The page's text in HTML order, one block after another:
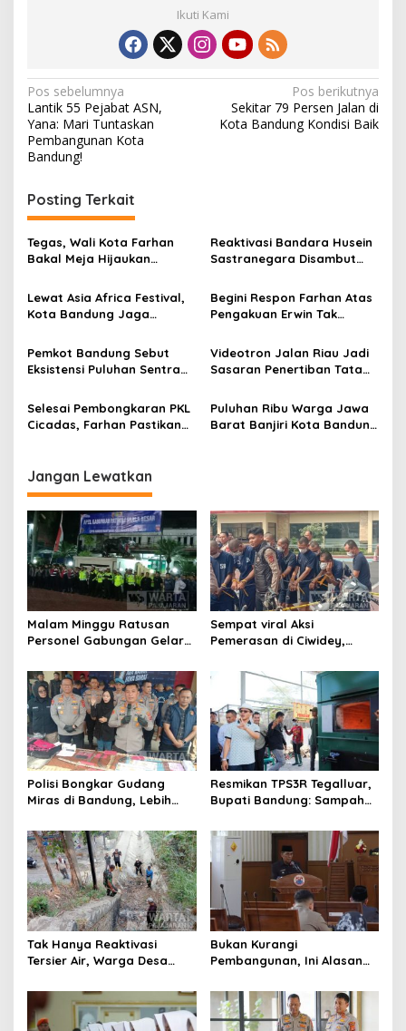
Ikuti Kami
N
a
v
i
g
a
s
i
p
o
s
Pos sebelumnya
Lantik 55 Pejabat ASN,
Yana: Mari Tuntaskan
Pembangunan Kota
Bandung!
Pos berikutnya
Sekitar 79 Persen Jalan di
Kota Bandung Kondisi Baik
Posting Terkait
Tegas, Wali Kota Farhan
Bakal Meja Hijaukan
Riau
Reaktivasi Bandara Husein
Sastranegara Disambut
Air Jet
Lewat Asia Africa Festival,
Kota Bandung Jaga
Global
Begini Respon Farhan Atas
Pengakuan Erwin Tak
Pemerintahan
Pemkot Bandung Sebut
Eksistensi Puluhan Sentra
PDRB Terbesar
Videotron Jalan Riau Jadi
Sasaran Penertiban Tata
Selesai Pembongkaran PKL
Cicadas, Farhan Pastikan
Puluhan Ribu Warga Jawa
Barat Banjiri Kota Bandung
Jangan Lewatkan
Malam Minggu Ratusan
Personel Gabungan Gelar
Besar Kabupaten Bandung
Sempat viral Aksi
Pemerasan di Ciwidey,
Pelaku
Polisi Bongkar Gudang
Miras di Bandung, Lebih
Resmikan TPS3R Tegalluar,
Bupati Bandung: Sampah
Pemerintah
Tak Hanya Reaktivasi
Tersier Air, Warga Desa
Alternatif di Padalarang
Bukan Kurangi
Pembangunan, Ini Alasan
Pengurangan Belanja
Daerah